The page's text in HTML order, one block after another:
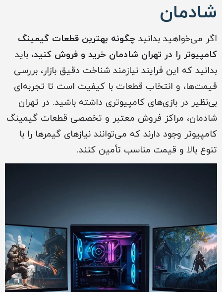
شادمان
اگر می‌خواهید بدانید چگونه بهترین قطعات گیمینگ
کامپیوتر را در تهران شادمان خرید و فروش کنید، باید
بدانید که این فرایند نیازمند شناخت دقیق بازار، بررسی
قیمت‌ها، و انتخاب قطعات با کیفیت است تا تجربه‌ای
بی‌نظیر در بازی‌های کامپیوتری داشته باشید. در تهران
شادمان، مراکز فروش معتبر و تخصصی قطعات گیمینگ
کامپیوتر وجود دارند که می‌توانند نیازهای گیمرها را با
تنوع بالا و قیمت مناسب تأمین کنند.